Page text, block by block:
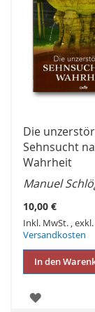
Die
Sehnsucht
Wahrheit
Manuel
10,00 €
Inkl. MwSt. ,exkl.
Versandkosten
In den
ZUR